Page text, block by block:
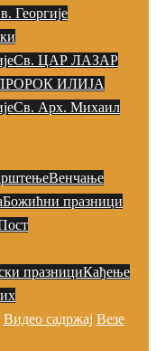
Георгије
Св. ЦАР ЛАЗАР
ИЛИЈА
Св. Арх. Михаил
Венчање
Божићни празници
празнициКађење
Видео садржај Везе